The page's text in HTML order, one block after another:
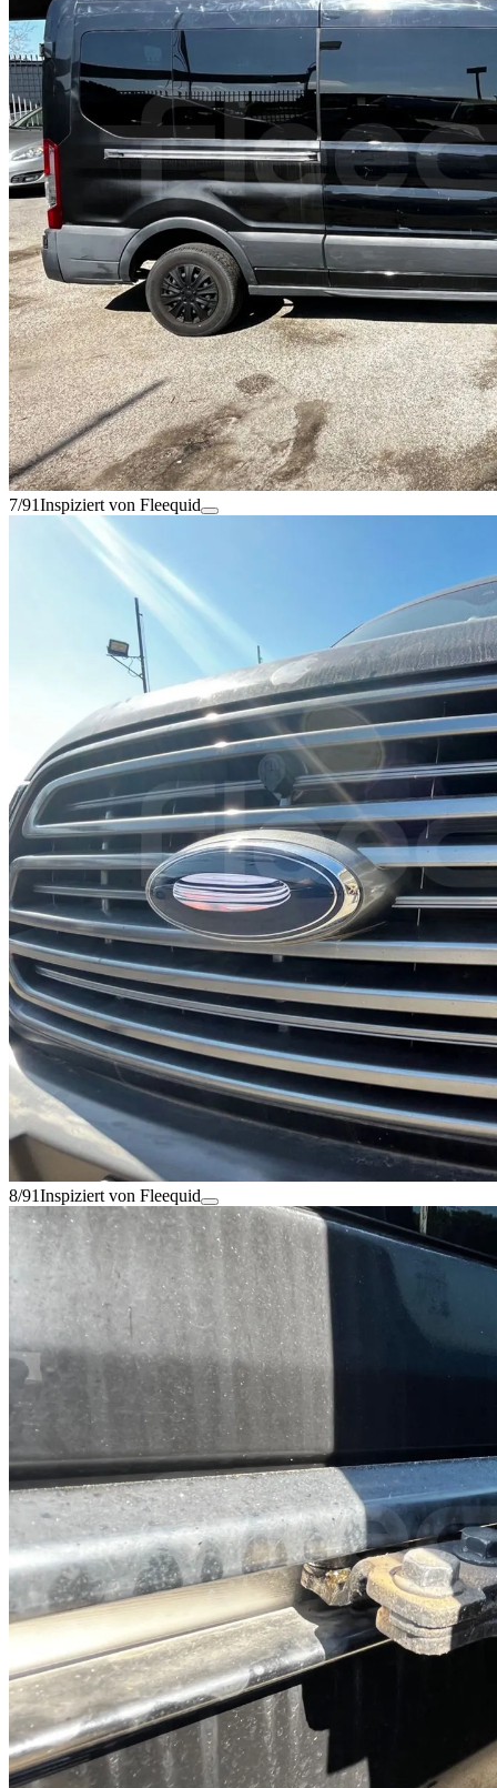
7/91Inspiziert von Fleequid
8/91Inspiziert von Fleequid